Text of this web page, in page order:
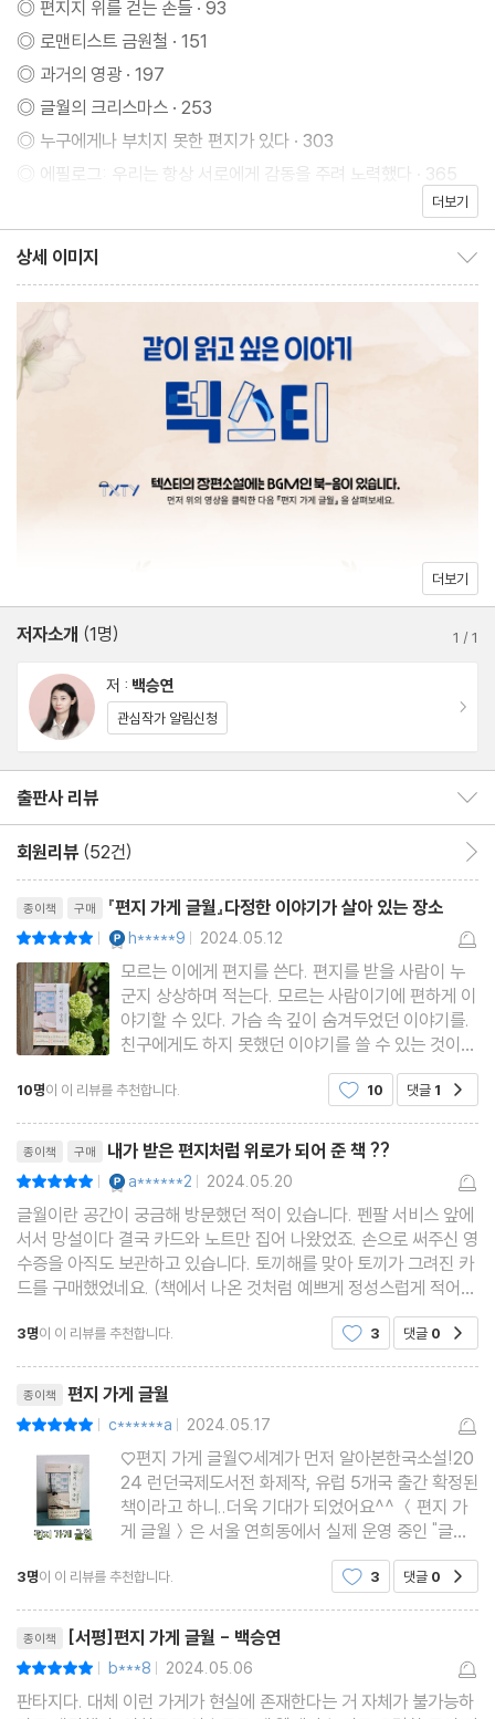
편소설!”
Her story show to the readers how there’s always hope t
o grow and rise from unexpected place. Like a flower in t
he desert.
피어날 수 있음을 보여줍니다. 마치 사막에 핀 꽃처럼요.)
- 이탈리아 출판사 Garzanti 소설 편집장 계약 제안 편지 중
요?
응답하는 것 아닐까요?
진짜 ‘답장’이 오가는 곳을 발견했습니다.
서로가 누구인지 알 수 없지만, 각자가 진실한 이야기를 담기에 충
분한 답장이 이루어지는 곳. 편지 가게 글월이 소설로 재탄생합니
다.
『편지 가게 글월』은 서울 연희동과 성수동에서 운영 중인, 실존하는
편지 가게 ‘글월’을 배경으로 하는 힐링소설입니다. 편지 가게 글월
에는 독특한 서비스가 있습니다. 모르는 이와 한 통의 편지를 교환하
는 펜팔 서비스예요. 펜팔 참여자는 모르는 누군가의 답장이 될 편지
를 써야 하기에 자신에게 오롯이 집중하되 어떠한 사심도, 편견도 없
이 상대를 위하게 됩니다. 편지라는 매개를 통해 자기만의 시간 속에
서 본연의 진실함과 선함을 꺼내어 상대에게 내어놓는 거죠. 상대가
듣고 싶어하는 이야기가 아닌, 자기 이야기를 진짜로 하는 것. 그것
이 상대와 자신에게 더 큰 감동을 주는 답장이 될 수 있음을 이야기
하고 싶었습니다. 진짜 자신으로 살고자 하는 것은 우리 모두가 공감
◎ 편지지 위를 걷는 손들 · 93
◎ 로맨티스트 금원철 · 151
◎ 과거의 영광 · 197
◎ 글월의 크리스마스 · 253
◎ 누구에게나 부치지 못한 편지가 있다 · 303
◎ 에필로그: 우리는 항상 서로에게 감동을 주려 노력했다 · 365
- 차원을 넘어 온 손님들 · 395
- 부치지 못한 편지 · 403
- about. 편지 가게 글월 · 408
더보기
상세 이미지
더보기
저자소개 (1명) 1 /1
저 : 백승연
관심작가 알림신청
출판사 리뷰
회원리뷰 (52건)
종이책 구매 『편지 가게 글월』다정한 이야기가 살아 있는 장소
| h*****9 | 2024.05.12
모르는 이에게 편지를 쓴다. 편지를 받을 사람이 누
군지 상상하며 적는다. 모르는 사람이기에 편하게 이
야기할 수 있다. 가슴 속 깊이 숨겨두었던 이야기를.
친구에게도 하지 못했던 이야기를 쓸 수 있는 것이
다. 오래전 펜팔을 한 적이 있었다. 낯선 친구에게 편
지를 썼다. 일이 년을 펜팔 한 것 같다. 부끄럼을 탔던
건네지 못했다.
10명이 이 리뷰를 추천합니다. 10 댓글 1
종이책 구매 내가 받은 편지처럼 위로가 되어 준 책 ??
| a******2 | 2024.05.20
글월이란 공간이 궁금해 방문했던 적이 있습니다. 펜팔 서비스 앞에
서서 망설이다 결국 카드와 노트만 집어 나왔었죠. 손으로 써주신 영
수증을 아직도 보관하고 있습니다. 토끼해를 맞아 토끼가 그려진 카
드를 구매했었네요. (책에서 나온 것처럼 예쁘게 정성스럽게 적어주
신 글씨는 아니었지만??) 공간에 대한 좋은 기억이 남아있던 지라
궁금함에 펀딩에 참여했습니다. 이번엔 망설였
3명이 이 리뷰를 추천합니다. 3 댓글 0
종이책 편지 가게 글월
| c******a | 2024.05.17
♡편지 가게 글월♡세계가 먼저 알아본한국소설!20
24 런던국제도서전 화제작, 유럽 5개국 출간 확정된
책이라고 하니..더욱 기대가 되었어요^^ ＜편지 가
게 글월＞은 서울 연희동에서 실제 운영 중인 "글
월"을 배경으로 하는 이야기예요. 뒷부분에.. 글월의
실제 모습 사진을 보며- 가보고 싶다는 생각이 들었
응모해 주신 손님들의
3명이 이 리뷰를 추천합니다. 3 댓글 0
종이책 [서평]편지 가게 글월 - 백승연
| b***8 | 2024.05.06
판타지다. 대체 이런 가게가 현실에 존재한다는 거 자체가 불가능하